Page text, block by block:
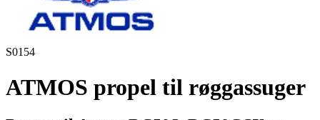
S0154
ATMOS propel til røggassuger